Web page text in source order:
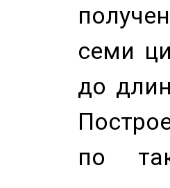
семи
до
по